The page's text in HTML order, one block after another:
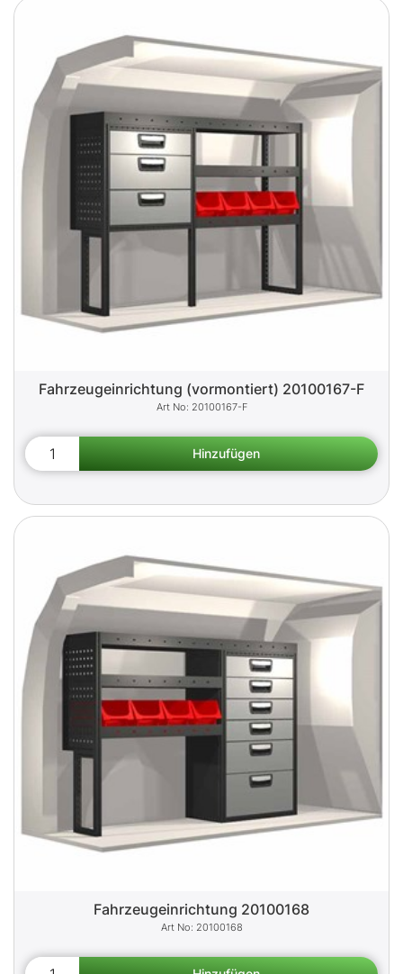
Fahrzeugeinrichtung (vormontiert) 20100167-F
20100167-F
Fahrzeugeinrichtung 20100168
20100168